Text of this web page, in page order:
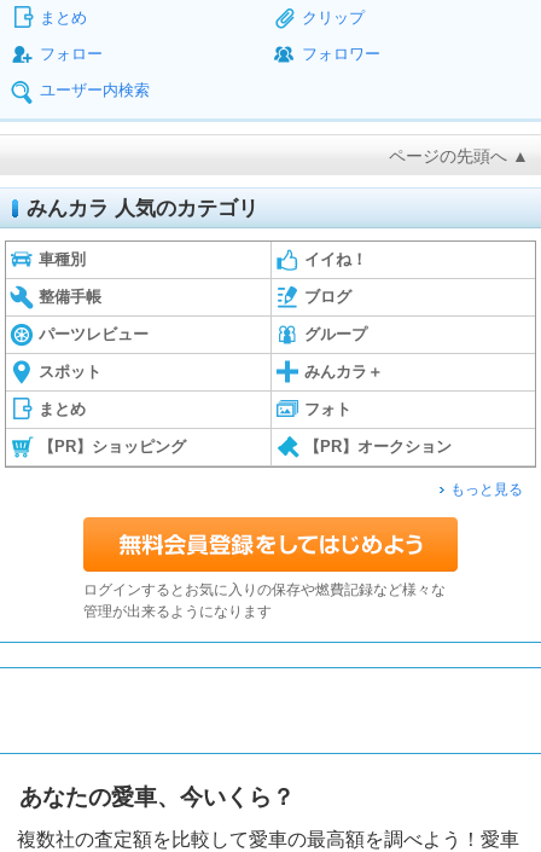
まとめ
クリップ
フォロー
フォロワー
ユーザー内検索
ページの先頭へ ▲
みんカラ 人気のカテゴリ
車種別 イイね！
整備手帳 ブログ
パーツレビュー グループ
スポット みんカラ＋
まとめ フォト
【PR】ショッピング 【PR】オークション
もっと見る
ログインするとお気に入りの保存や燃費記録など様々な
管理が出来るようになります
あなたの愛車、今いくら？
複数社の査定額を比較して愛車の最高額を調べよう！愛車